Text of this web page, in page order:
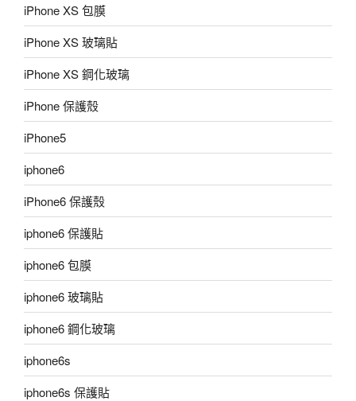
iPhone XS 包膜
iPhone XS 玻璃貼
iPhone XS 鋼化玻璃
iPhone 保護殼
iPhone5
iphone6
iPhone6 保護殼
iphone6 保護貼
iphone6 包膜
iphone6 玻璃貼
iphone6 鋼化玻璃
iphone6s
iphone6s 保護貼